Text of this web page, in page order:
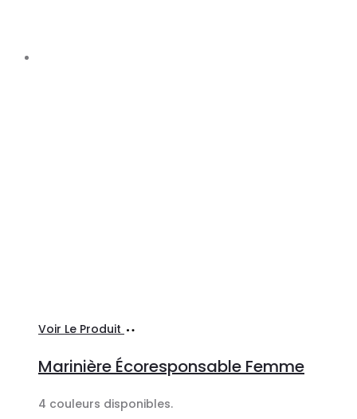
Voir Le Produit
panier
Marinière Écoresponsable Femme
4 couleurs disponibles.